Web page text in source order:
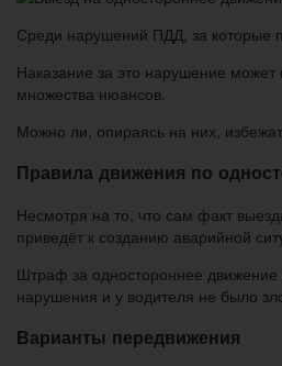
Среди нарушений ПДД, за которые
Наказание за это нарушение может
множества нюансов.
Можно ли, опираясь на них,
Правила движения по
Несмотря на то, что сам факт
приведёт к созданию аварийной
Штраф за одностороннее движение
нарушения и у водителя не было
Варианты передвижения